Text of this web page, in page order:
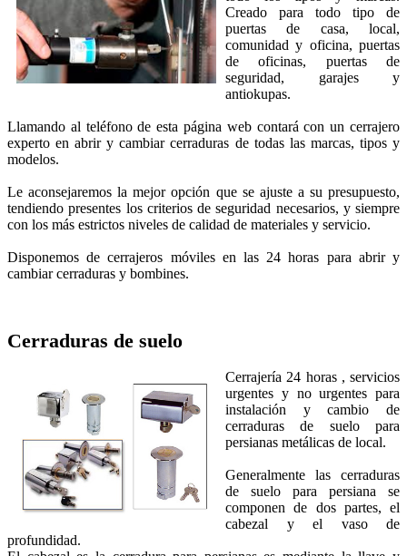
Creado para todo tipo de
puertas de casa, local,
comunidad y oficina, puertas
de oficinas, puertas de
seguridad, garajes y
antiokupas.
Llamando al teléfono de esta página web contará con un cerrajero
experto en abrir y cambiar cerraduras de todas las marcas, tipos y
modelos.
Le aconsejaremos la mejor opción que se ajuste a su presupuesto,
tendiendo presentes los criterios de seguridad necesarios, y siempre
con los más estrictos niveles de calidad de materiales y servicio.
Disponemos de cerrajeros móviles en las 24 horas para abrir y
cambiar cerraduras y bombines.
Cerraduras de suelo
Cerrajería 24 horas , servicios
urgentes y no urgentes para
instalación y cambio de
cerraduras de suelo para
persianas metálicas de local.
Generalmente las cerraduras
de suelo para persiana se
componen de dos partes, el
cabezal y el vaso de
profundidad.